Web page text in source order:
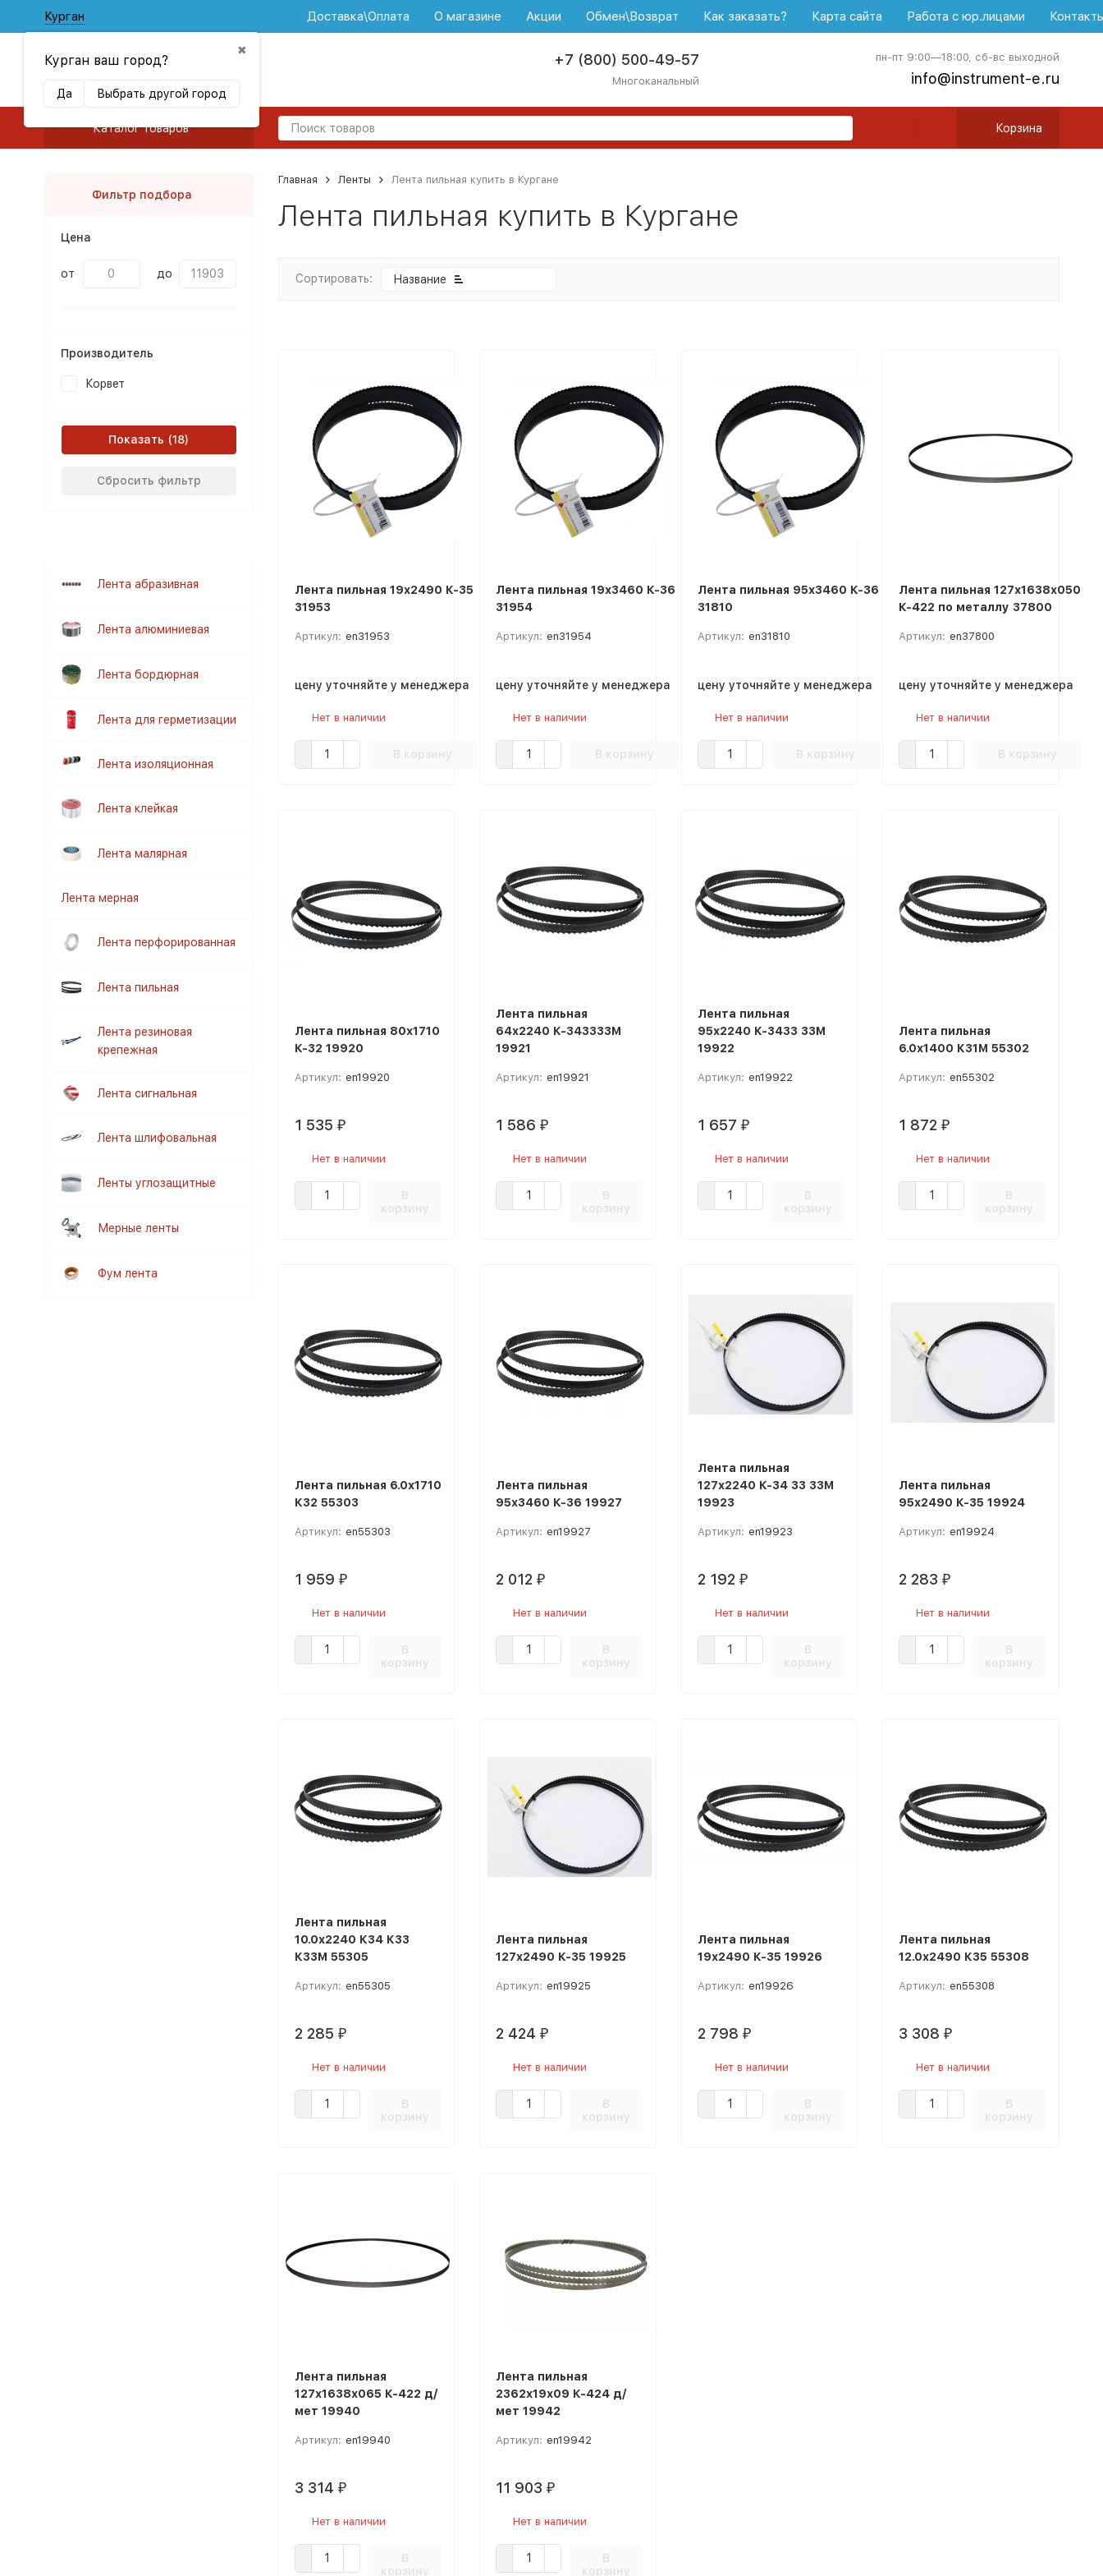
Курган
✖
Курган ваш город?
Да Выбрать другой город
Доставка\Оплата О магазине Акции Обмен\Возврат Как заказать? Карта сайта Работа с юр.лицами
+7 (800) 500-49-57
Многоканальный
пн-пт 9:00—18:00, сб-вс выходной
info@instrument-e.ru
Каталог товаров Корзина
Главная Ленты Лента пильная купить в Кургане
Лента пильная купить в Кургане
Сортировать: Название
Лента пильная 19х2490 К-35
31953
Артикул: en31953
цену уточняйте у менеджера
Нет в наличии
В корзину
Лента пильная 19х3460 К-36
31954
Артикул: en31954
цену уточняйте у менеджера
Нет в наличии
В корзину
Лента пильная 95х3460 К-36
31810
Артикул: en31810
цену уточняйте у менеджера
Нет в наличии
В корзину
Лента пильная 127х1638х050
К-422 по металлу 37800
Артикул: en37800
цену уточняйте у менеджера
Нет в наличии
В корзину
Лента пильная 80х1710
К-32 19920
Артикул: en19920
1 535 ₽
Нет в наличии
В
корзину
Лента пильная
64х2240 К-343333М
19921
Артикул: en19921
1 586 ₽
Нет в наличии
В
корзину
Лента пильная
95х2240 К-3433 33М
19922
Артикул: en19922
1 657 ₽
Нет в наличии
В
корзину
Лента пильная
6.0х1400 К31М 55302
Артикул: en55302
1 872 ₽
Нет в наличии
В
корзину
Лента пильная 6.0х1710
К32 55303
Артикул: en55303
1 959 ₽
Нет в наличии
В
корзину
Лента пильная
95х3460 К-36 19927
Артикул: en19927
2 012 ₽
Нет в наличии
В
корзину
Лента пильная
127х2240 К-34 33 33М
19923
Артикул: en19923
2 192 ₽
Нет в наличии
В
корзину
Лента пильная
95х2490 К-35 19924
Артикул: en19924
2 283 ₽
Нет в наличии
В
корзину
Лента пильная
10.0х2240 К34 К33
К33М 55305
Артикул: en55305
2 285 ₽
Нет в наличии
В
корзину
Лента пильная
127х2490 К-35 19925
Артикул: en19925
2 424 ₽
Нет в наличии
В
корзину
Лента пильная
19х2490 К-35 19926
Артикул: en19926
2 798 ₽
Нет в наличии
В
корзину
Лента пильная
12.0х2490 К35 55308
Артикул: en55308
3 308 ₽
Нет в наличии
В
корзину
Лента пильная
127х1638х065 К-422 д/
мет 19940
Артикул: en19940
3 314 ₽
Нет в наличии
В
корзину
Лента пильная
2362х19х09 К-424 д/
мет 19942
Артикул: en19942
11 903 ₽
Нет в наличии
В
корзину
Фильтр подбора
Цена
от до
Производитель
Корвет
Показать
Сбросить фильтр
Лента абразивная
Лента алюминиевая
Лента бордюрная
Лента для герметизации
Лента изоляционная
Лента клейкая
Лента малярная
Лента мерная
Лента перфорированная
Лента пильная
Лента резиновая
крепежная
Лента сигнальная
Лента шлифовальная
Ленты углозащитные
Мерные ленты
Фум лента